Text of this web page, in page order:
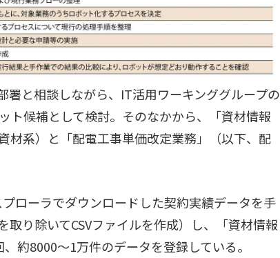
署と相談しながら、IT活用ワーキンググループの
ト候補として検討。そのなかから、「資材情報
材系）と「配電工事単価改定業務」（以下、配
ローラでダウンロードした契約実績データを手
り除いてCSVファイルを作成）し、「資材情報
約8000～1万件のデータを登録している。